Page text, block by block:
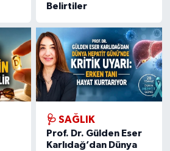
Belirtiler
🩺 SAĞLIK
Prof. Dr. Gülden Eser
Karlıdağ’dan Dünya